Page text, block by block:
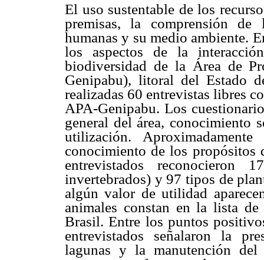
El uso sustentable de los
premisas, la comprensión de
humanas y su medio ambiente.
los aspectos de la
biodiversidad de la Área de
Genipabu), litoral del Estado
realizadas 60 entrevistas libres
APA-Genipabu. Los
general del área, conocimiento
utilización.
conocimiento de los propósitos
entrevistados reconocieron
invertebrados) y 97 tipos de
algún valor de utilidad
animales constan en la lista
Brasil. Entre los puntos
entrevistados señalaron la
lagunas y la manutención